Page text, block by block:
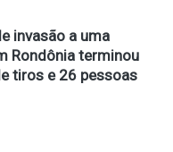
invasão a uma
Rondônia terminou
tiros e 26 pessoas